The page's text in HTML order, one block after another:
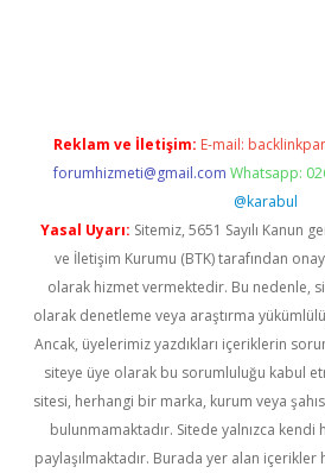
Reklam ve İletişim: E-mail:
forumhizmeti@gmail.com Whatsapp:
@karabul
Yasal Uyarı: Sitemiz, 5651 Sayılı Kanun
ve İletişim Kurumu (BTK) tarafından
olarak hizmet vermektedir. Bu nedenle,
olarak denetleme veya araştırma
Ancak, üyelerimiz yazdıkları içeriklerin
siteye üye olarak bu sorumluluğu kabul
sitesi, herhangi bir marka, kurum veya
bulunmamaktadır. Sitede yalnızca kendi
paylaşılmaktadır. Burada yer alan içerikler